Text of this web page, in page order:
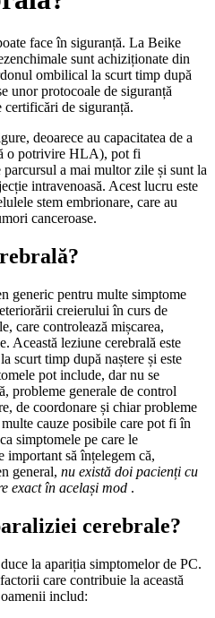
face în siguranță. La Beike
sunt achiziționate din
ombilical la scurt timp după
unor protocoale de siguranță
de siguranță.
deoarece au capacitatea de a
o potrivire HLA), pot fi
a mai multor zile și sunt la
intravenoasă. Acest lucru este
stem embrionare, care au
canceroase.
generic pentru multe simptome
creierului în curs de
care controlează mișcarea,
Această leziune cerebrală este
scurt timp după naștere și este
pot include, dar nu se
probleme generale de control
de coordonare și chiar probleme
cauze posibile care pot fi în
simptomele pe care le
important să înțelegem că,
general, nu există doi pacienți cu
exact în același mod .
cerebrale?
la apariția simptomelor de PC.
care contribuie la această
oamenii includ: